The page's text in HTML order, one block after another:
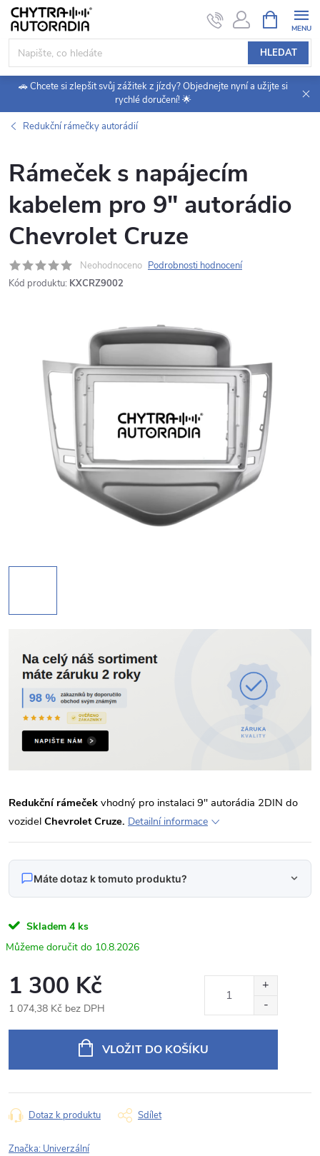
Přejít
obsah
HLEDAT
NÁKUPNÍ
KOŠÍK
🚗 Chcete si zlepšit svůj zážitek z jízdy? Objednejte nyní a užijte si
rychlé doručení! 🌟
Redukční rámečky autorádií
Rámeček s napájecím
kabelem pro 9" autorádio
Chevrolet Cruze
Neohodnoceno Podrobnosti hodnocení
Kód produktu: KXCRZ9002
Redukční rámeček vhodný pro instalaci 9" autorádia 2DIN do
vozidel Chevrolet Cruze. Detailní informace
Máte dotaz k tomuto produktu?
Napište nám svůj dotaz
Produkt:
Chevrolet Cruze
Jméno
Skladem 4 ks
10.8.2026
1 300 Kč
1 074,38 Kč bez DPH
VLOŽIT DO KOŠÍKU
Dotaz k produktu Sdílet
Značka: Univerzální